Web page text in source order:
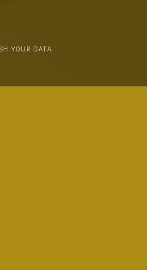
YOUR DATA